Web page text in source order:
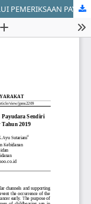
DETEKSI DINI KANKER PAYUUDARA MELALUI PEMERIKSAAN PAYUDARA SENDIRI PADA WS DI DESA BATUBULAN KANGIN GIANYAR TAHUN 2019